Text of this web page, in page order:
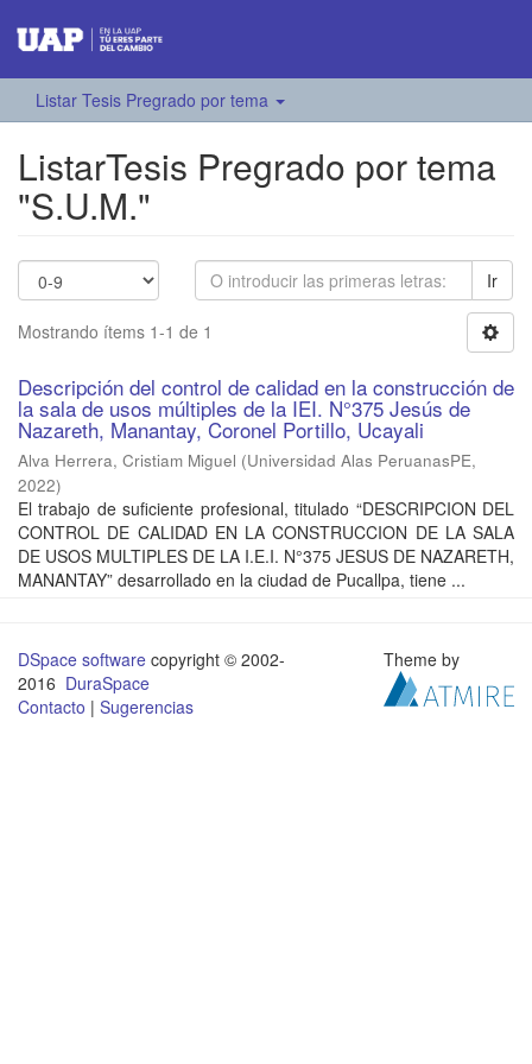
Listar Tesis Pregrado por tema
ListarTesis Pregrado por tema
"S.U.M."
Ir
Mostrando ítems 1-1 de 1
Descripción del control de calidad en la construcción de
la sala de usos múltiples de la IEI. N°375 Jesús de
Nazareth, Manantay, Coronel Portillo, Ucayali
Alva Herrera, Cristiam Miguel (Universidad Alas PeruanasPE,
2022)
El trabajo de suficiente profesional, titulado “DESCRIPCION DEL
CONTROL DE CALIDAD EN LA CONSTRUCCION DE LA SALA
DE USOS MULTIPLES DE LA I.E.I. N°375 JESUS DE NAZARETH,
MANANTAY” desarrollado en la ciudad de Pucallpa, tiene ...
DSpace software copyright © 2002-
2016 DuraSpace
Contacto | Sugerencias
Theme by